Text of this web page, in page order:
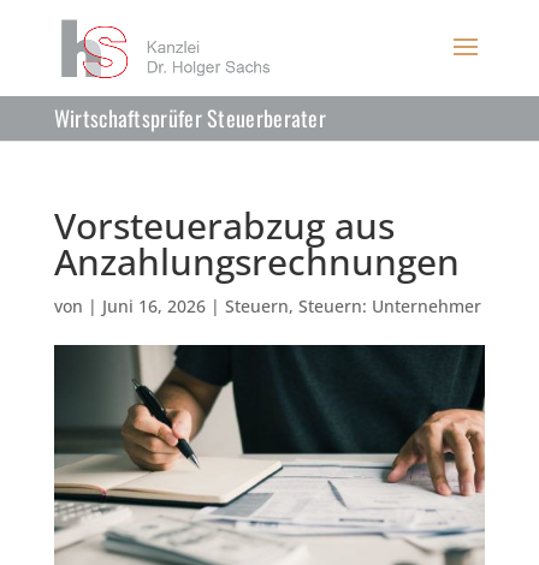
Wirtschaftsprüfer Steuerberater
Vorsteuerabzug aus
Anzahlungsrechnungen
von | Juni 16, 2026| Steuern, Steuern: Unternehmer